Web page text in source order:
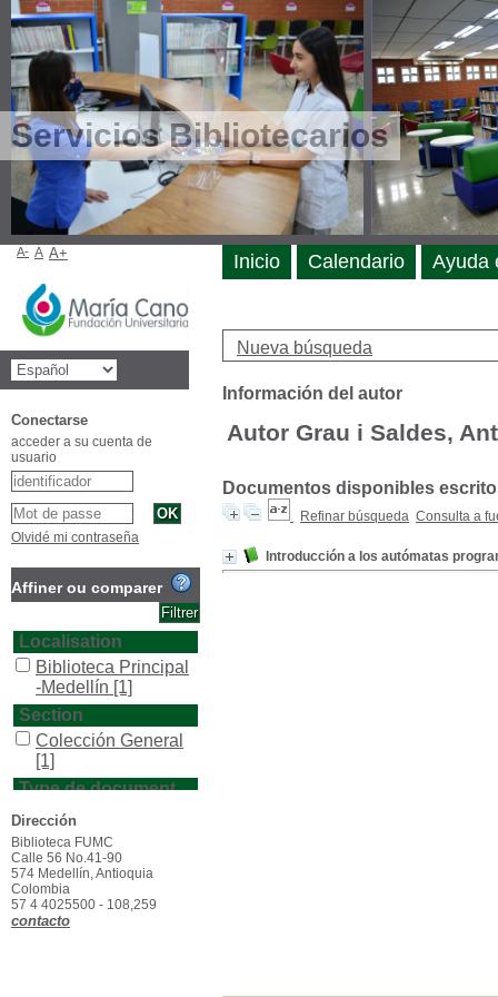
Servicios Bibliotecarios
Nueva búsqueda
Información del autor
Autor Grau i Saldes,
Documentos disponibles
Refinar búsqueda Consulta a
Introducción a los autómatas
Inicio Calendario Ayuda
A- A A+
Conectarse
acceder a su cuenta de
usuario
Olvidé mi contraseña
Affiner ou comparer
Localisation
Biblioteca Principal
-Medellín [1]
Section
Colección General
[1]
Type de document
texto impreso
Dirección
Biblioteca FUMC
Calle 56 No.41-90
574 Medellín, Antioquia
Colombia
57 4 4025500 - 108,259
contacto